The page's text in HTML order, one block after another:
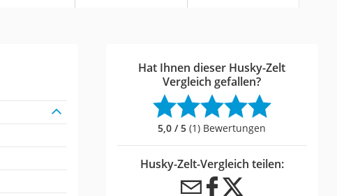
Hat Ihnen dieser Husky-Zelt
Vergleich gefallen?
5,0 / 5 (1) Bewertungen
Husky-Zelt-Vergleich teilen: